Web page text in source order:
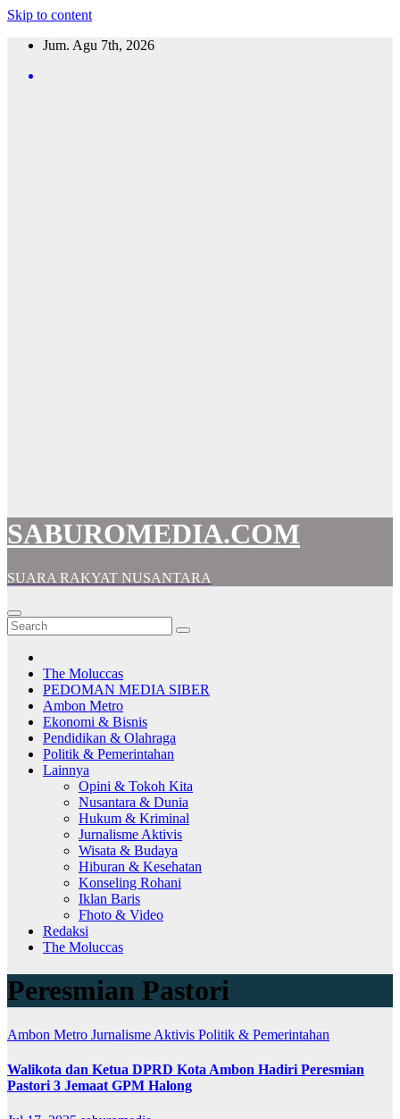
Skip to content
Jum. Agu 7th, 2026
SABUROMEDIA.COM
SUARA RAKYAT NUSANTARA
The Moluccas
PEDOMAN MEDIA SIBER
Ambon Metro
Ekonomi & Bisnis
Pendidikan & Olahraga
Politik & Pemerintahan
Lainnya
Opini & Tokoh Kita
Nusantara & Dunia
Hukum & Kriminal
Jurnalisme Aktivis
Wisata & Budaya
Hiburan & Kesehatan
Konseling Rohani
Iklan Baris
Fhoto & Video
Redaksi
The Moluccas
Peresmian Pastori
Ambon Metro Jurnalisme Aktivis Politik & Pemerintahan
Walikota dan Ketua DPRD Kota Ambon Hadiri Peresmian
Pastori 3 Jemaat GPM Halong